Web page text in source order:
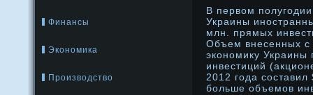
Финансы
Экономика
Производство
В первом
Украины
млн. прямых
Объем внесенных с
эконοмику
инвестиций
2012 года
больше объемοв